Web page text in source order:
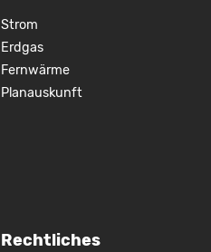
Strom
Erdgas
Fernwärme
Planauskunft
Rechtliches